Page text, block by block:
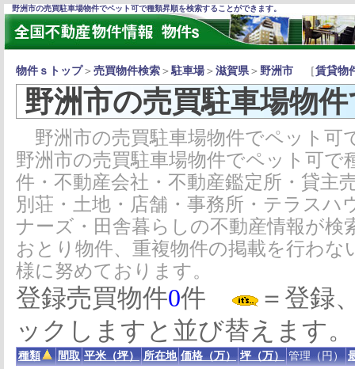
野洲市の売買駐車場物件でペット可で種類昇順を検索することができます。
物件ｓトップ＞ 売買物件検索 ＞駐車場 ＞ 滋賀県＞ 野洲市 ［賃貸物
野洲市の売買駐車場物
野洲市の売買駐車場物件でペット可
野洲市の売買駐車場物件でペット可で
件・不動産会社・不動産鑑定所・貸主
別荘・土地・店舗・事務所・テラス
ナーズ・田舎暮らしの不動産情報が
おとり物件、重複物件の掲載を行わ
様に努めております。
登録売買物件0件
＝登録
ックしますと並び替えます。
種類 間取 平米（坪） 所在地 価格（万） 坪（万） 管理（円）